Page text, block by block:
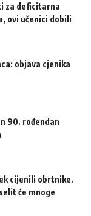
za deficitarna
ovi učenici dobili
objava cjenika
90. rođendan
cijenili obrtnike.
će mnoge